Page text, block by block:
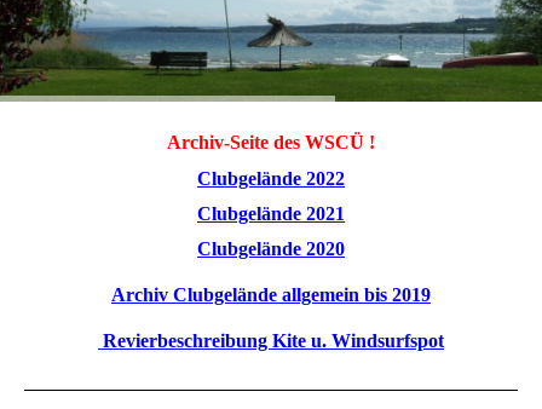
Archiv-Seite des WSCÜ !
Clubgelände 2022
Clubgelände 2021
Clubgelände 2020
Archiv Clubgelände allgemein bis 2019
Revierbeschreibung Kite u. Windsurfspot